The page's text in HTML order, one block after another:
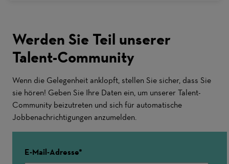
Werden Sie Teil unserer
Talent-Community
Wenn die Gelegenheit anklopft, stellen Sie sicher, dass Sie
sie hören! Geben Sie Ihre Daten ein, um unserer Talent-
Community beizutreten und sich für automatische
Jobbenachrichtigungen anzumelden.
E-Mail-Adresse